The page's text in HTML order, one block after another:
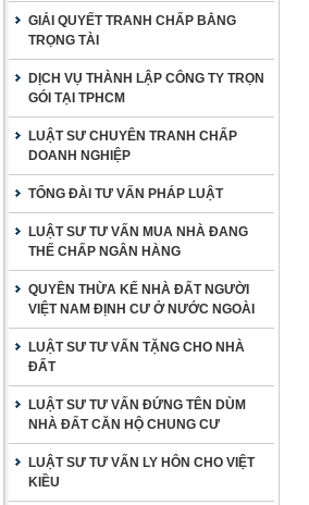
GIẢI QUYẾT TRANH CHẤP BẰNG
TRỌNG TÀI
DỊCH VỤ THÀNH LẬP CÔNG TY TRỌN
GÓI TẠI TPHCM
LUẬT SƯ CHUYÊN TRANH CHẤP
DOANH NGHIỆP
TỔNG ĐÀI TƯ VẤN PHÁP LUẬT
LUẬT SƯ TƯ VẤN MUA NHÀ ĐANG
THẾ CHẤP NGÂN HÀNG
QUYỀN THỪA KẾ NHÀ ĐẤT NGƯỜI
VIỆT NAM ĐỊNH CƯ Ở NƯỚC NGOÀI
LUẬT SƯ TƯ VẤN TẶNG CHO NHÀ
ĐẤT
LUẬT SƯ TƯ VẤN ĐỨNG TÊN DÙM
NHÀ ĐẤT CĂN HỘ CHUNG CƯ
LUẬT SƯ TƯ VẤN LY HÔN CHO VIỆT
KIỀU